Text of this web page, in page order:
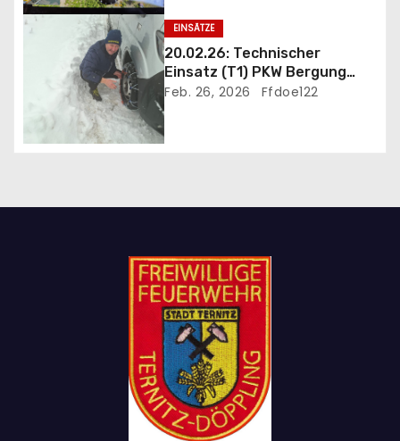
i
EINSÄTZE
20.02.26: Technischer
Einsatz (T1) PKW Bergung
und Eigehilfe wegen
Feb. 26, 2026 Ffdoe122